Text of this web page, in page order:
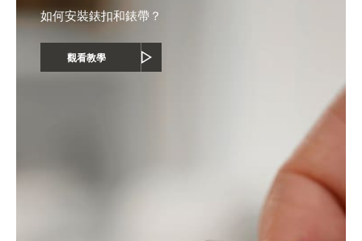
如何安裝錶扣和錶帶？
觀看教學